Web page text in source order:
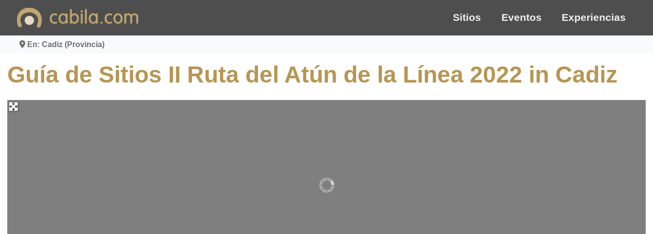
Sitios Eventos Experiencias
En: Cadiz (Provincia)
Guía de Sitios II Ruta del Atún de la Línea 2022 in Cadiz